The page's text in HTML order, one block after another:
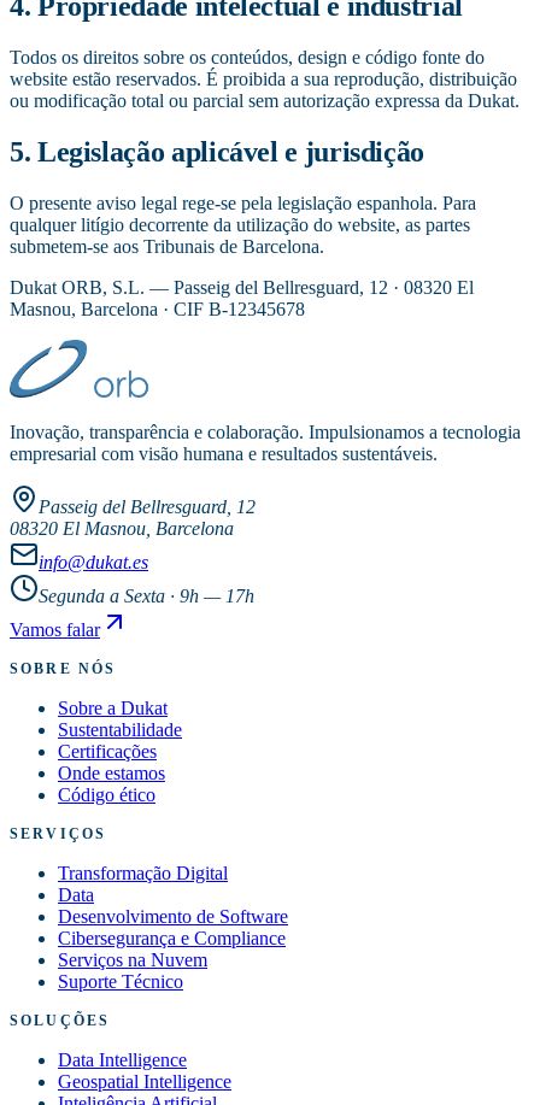
Todos os direitos sobre os conteúdos, design e código fonte do
website estão reservados. É proibida a sua reprodução, distribuição
ou modificação total ou parcial sem autorização expressa da Dukat.
5. Legislação aplicável e jurisdição
O presente aviso legal rege-se pela legislação espanhola. Para
qualquer litígio decorrente da utilização do website, as partes
submetem-se aos Tribunais de Barcelona.
Dukat ORB, S.L. — Passeig del Bellresguard, 12 · 08320 El
Masnou, Barcelona · CIF B-12345678
Inovação, transparência e colaboração. Impulsionamos a tecnologia
empresarial com visão humana e resultados sustentáveis.
Passeig del Bellresguard, 12
08320 El Masnou, Barcelona
info@dukat.es
Segunda a Sexta · 9h — 17h
Vamos falar
SOBRE NÓS
Sobre a Dukat
Sustentabilidade
Certificações
Onde estamos
Código ético
SERVIÇOS
Transformação Digital
Data
Desenvolvimento de Software
Cibersegurança e Compliance
Serviços na Nuvem
Suporte Técnico
SOLUÇÕES
Data Intelligence
Geospatial Intelligence